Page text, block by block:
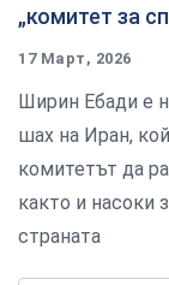
„комитет за
17 Март, 2026
Ширин Ебади е
шах на Иран,
комитетът да
както и насоки
страната